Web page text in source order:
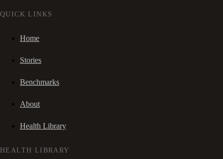
QUICK LINKS
Home
Stories
Benchmarks
About
Health Library
HEALTH LIBRARY